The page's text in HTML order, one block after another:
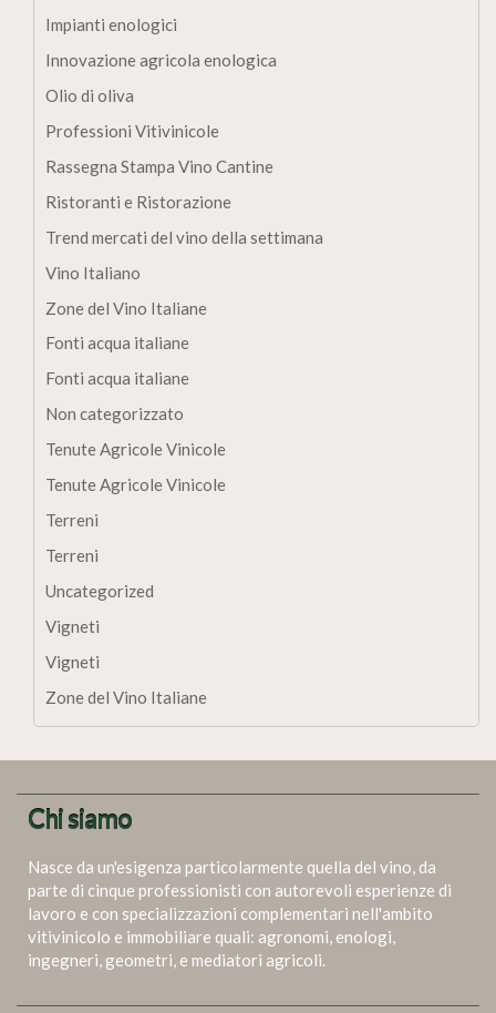
Impianti enologici
Innovazione agricola enologica
Olio di oliva
Professioni Vitivinicole
Rassegna Stampa Vino Cantine
Ristoranti e Ristorazione
Trend mercati del vino della settimana
Vino Italiano
Zone del Vino Italiane
Fonti acqua italiane
Fonti acqua italiane
Non categorizzato
Tenute Agricole Vinicole
Tenute Agricole Vinicole
Terreni
Terreni
Uncategorized
Vigneti
Vigneti
Zone del Vino Italiane
Chi siamo
Nasce da un'esigenza particolarmente quella del vino, da
parte di cinque professionisti con autorevoli esperienze di
lavoro e con specializzazioni complementari nell'ambito
vitivinicolo e immobiliare quali: agronomi, enologi,
ingegneri, geometri, e mediatori agricoli.